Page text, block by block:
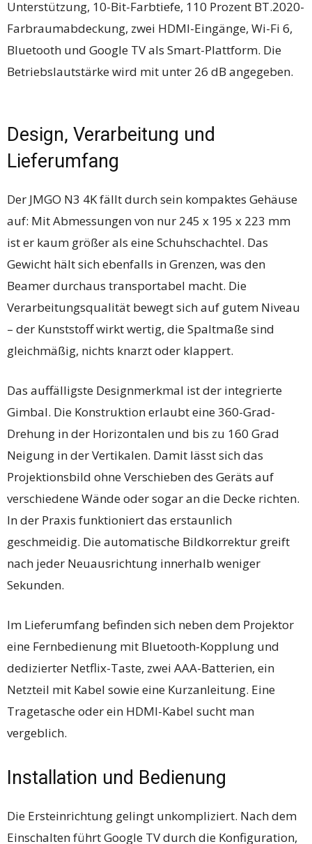
Unterstützung, 10-Bit-Farbtiefe, 110 Prozent BT.2020-
Farbraumabdeckung, zwei HDMI-Eingänge, Wi-Fi 6,
Bluetooth und Google TV als Smart-Plattform. Die
Betriebslautstärke wird mit unter 26 dB angegeben.
Design, Verarbeitung und
Lieferumfang
Der JMGO N3 4K fällt durch sein kompaktes Gehäuse
auf: Mit Abmessungen von nur 245 x 195 x 223 mm
ist er kaum größer als eine Schuhschachtel. Das
Gewicht hält sich ebenfalls in Grenzen, was den
Beamer durchaus transportabel macht. Die
Verarbeitungsqualität bewegt sich auf gutem Niveau
– der Kunststoff wirkt wertig, die Spaltmaße sind
gleichmäßig, nichts knarzt oder klappert.
Das auffälligste Designmerkmal ist der integrierte
Gimbal. Die Konstruktion erlaubt eine 360-Grad-
Drehung in der Horizontalen und bis zu 160 Grad
Neigung in der Vertikalen. Damit lässt sich das
Projektionsbild ohne Verschieben des Geräts auf
verschiedene Wände oder sogar an die Decke richten.
In der Praxis funktioniert das erstaunlich
geschmeidig. Die automatische Bildkorrektur greift
nach jeder Neuausrichtung innerhalb weniger
Sekunden.
Im Lieferumfang befinden sich neben dem Projektor
eine Fernbedienung mit Bluetooth-Kopplung und
dedizierter Netflix-Taste, zwei AAA-Batterien, ein
Netzteil mit Kabel sowie eine Kurzanleitung. Eine
Tragetasche oder ein HDMI-Kabel sucht man
vergeblich.
Installation und Bedienung
Die Ersteinrichtung gelingt unkompliziert. Nach dem
Einschalten führt Google TV durch die Konfiguration,